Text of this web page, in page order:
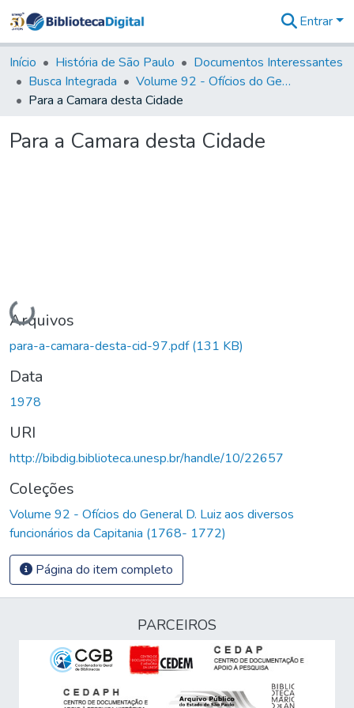
&
Coleções
Tudo na
Biblioteca
Estatísticas
Entrar
Início História de São Paulo
Documentos Interessantes
Busca Integrada
Volume 92 - Ofícios do General D. Luiz aos diversos funcionários da Capitania (1768- 1772)
Para a Camara desta Cidade
Para a Camara desta Cidade
Carregando...
Arquivos
para-a-camara-desta-cid-97.pdf(131 KB)
Data
1978
URI
http://bibdig.biblioteca.unesp.br/handle/10/22657
Coleções
Volume 92 - Ofícios do General D. Luiz aos diversos
funcionários da Capitania (1768- 1772)
Página do item completo
PARCEIROS